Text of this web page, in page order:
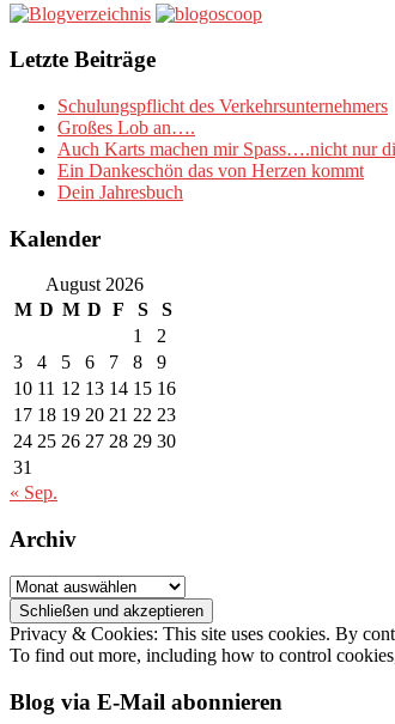
Letzte Beiträge
Schulungspflicht des Verkehrsunternehmers
Großes Lob an….
Auch Karts machen mir Spass….nicht nur
Ein Dankeschön das von Herzen kommt
Dein Jahresbuch
Kalender
August 2026
M D M D F S
S
1
2
3
4 5 6 7 8
9
10 11 12 13 14 15 16
17 18 19 20 21 22 23
24 25 26 27 28 29 30
31
« Sep.
Archiv
Archiv
Privacy & Cookies: This site uses cookies. By
To find out more, including how to control
Blog via E-Mail abonnieren